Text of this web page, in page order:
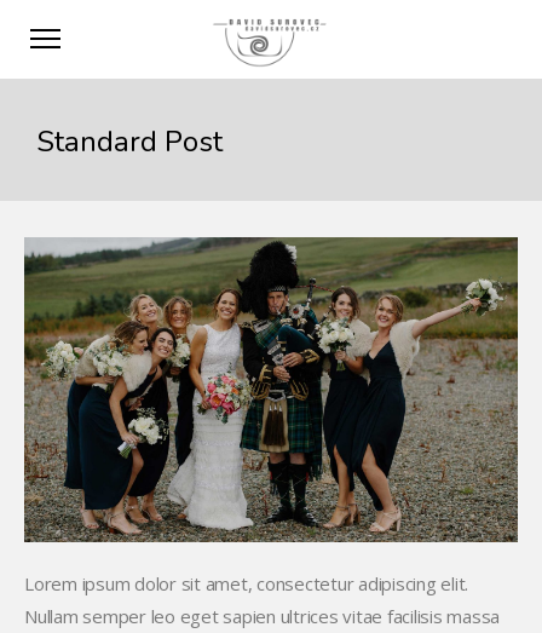
Standard Post
Lorem ipsum dolor sit amet, consectetur adipiscing elit.
Nullam semper leo eget sapien ultrices vitae facilisis massa